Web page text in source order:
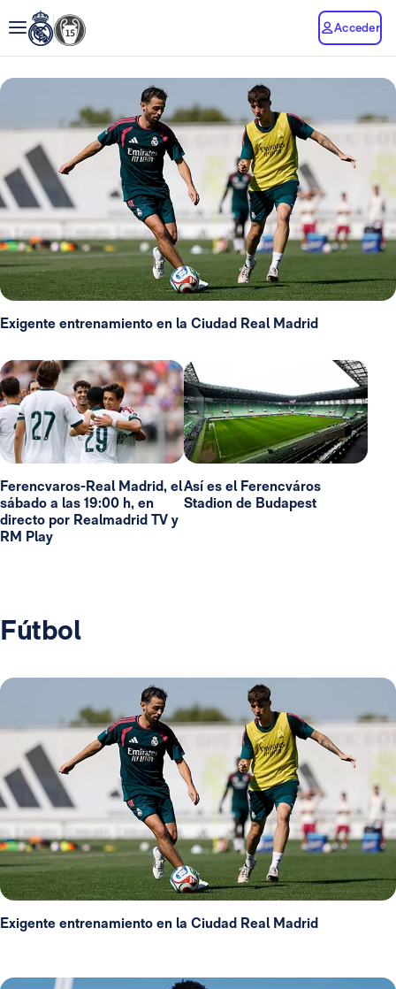
Acceder
Exigente entrenamiento en la Ciudad Real Madrid
Ferencvaros-Real Madrid, el
sábado a las 19:00 h, en
directo por Realmadrid TV y
RM Play
Así es el Ferencváros
Stadion de Budapest
Fútbol
Exigente entrenamiento en la Ciudad Real Madrid